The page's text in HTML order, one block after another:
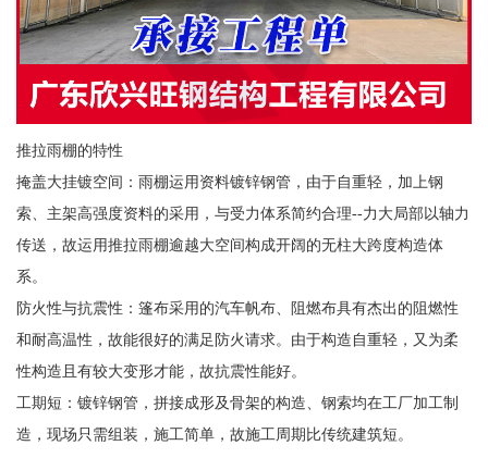
推拉雨棚的特性
掩盖大挂镀空间：雨棚运用资料镀锌钢管，由于自重轻，加上钢
索、主架高强度资料的采用，与受力体系简约合理--力大局部以轴力
传送，故运用推拉雨棚逾越大空间构成开阔的无柱大跨度构造体
系。
防火性与抗震性：篷布采用的汽车帆布、阻燃布具有杰出的阻燃性
和耐高温性，故能很好的满足防火请求。由于构造自重轻，又为柔
性构造且有较大变形才能，故抗震性能好。
工期短：镀锌钢管，拼接成形及骨架的构造、钢索均在工厂加工制
造，现场只需组装，施工简单，故施工周期比传统建筑短。